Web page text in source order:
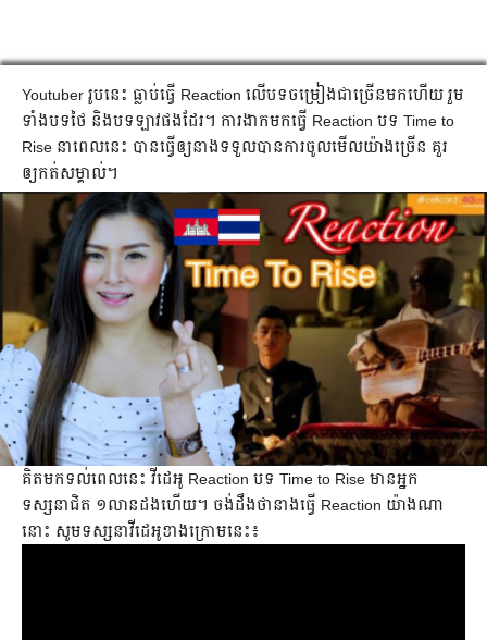
Youtuber រូបនេះ ធ្លាប់ធ្វើ Reaction លើបទចម្រៀងជាច្រើនមកហើយ រួម
ទាំងបទថៃ និងបទឡាវផងដែរ។ ការងាកមកធ្វើ Reaction បទ Time to
Rise នាពេលនេះ បានធ្វើឲ្យនាងទទួលបានការចូលមើល​យ៉ាងច្រើន គួរ
ឲ្យកត់សម្គាល់។
គិតមកទល់ពេលនេះ វីដេអូ Reaction បទ Time to Rise មានអ្នក
ទស្សនា​ជិត ១លានដងហើយ។ ចង់ដឹងថានាងធ្វើ Reaction យ៉ាងណា
នោះ សូមទស្សនា​វីដេអូខាងក្រោមនេះ៖